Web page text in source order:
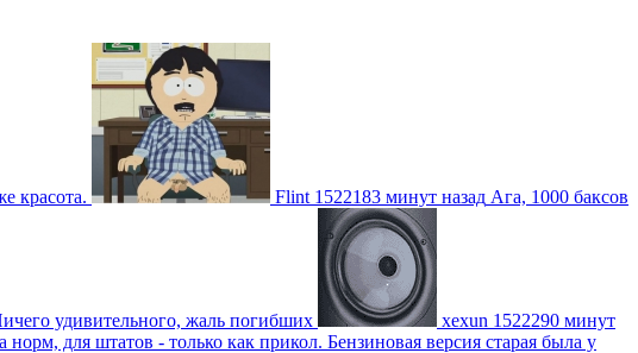
красота. Flint 1522183 минут назад Ага, 1000 баксов
удивительного, жаль погибших xexun 1522290 минут
для штатов - только как прикол. Бензиновая версия старая была у